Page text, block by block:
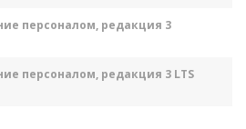
персоналом, редакция 3
персоналом, редакция 3 LTS